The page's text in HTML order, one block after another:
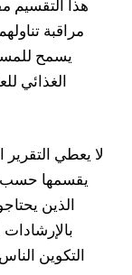
هذا التقسيم
مراقبة
يسمح
الغذائي
لا يعطي
يقسمها حسب
الذين
بالإرشادات
التكوين